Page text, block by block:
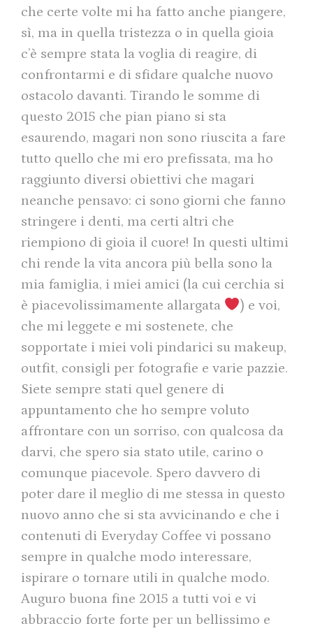
che certe volte mi ha fatto anche piangere,
sì, ma in quella tristezza o in quella gioia
c’è sempre stata la voglia di reagire, di
confrontarmi e di sfidare qualche nuovo
ostacolo davanti. Tirando le somme di
questo 2015 che pian piano si sta
esaurendo, magari non sono riuscita a fare
tutto quello che mi ero prefissata, ma ho
raggiunto diversi obiettivi che magari
neanche pensavo: ci sono giorni che fanno
stringere i denti, ma certi altri che
riempiono di gioia il cuore! In questi ultimi
chi rende la vita ancora più bella sono la
mia famiglia, i miei amici (la cui cerchia si
è piacevolissimamente allargata
) e voi,
che mi leggete e mi sostenete, che
sopportate i miei voli pindarici su makeup,
outfit, consigli per fotografie e varie pazzie.
Siete sempre stati quel genere di
appuntamento che ho sempre voluto
affrontare con un sorriso, con qualcosa da
darvi, che spero sia stato utile, carino o
comunque piacevole. Spero davvero di
poter dare il meglio di me stessa in questo
nuovo anno che si sta avvicinando e che i
contenuti di Everyday Coffee vi possano
sempre in qualche modo interessare,
ispirare o tornare utili in qualche modo.
Auguro buona fine 2015 a tutti voi e vi
abbraccio forte forte per un bellissimo e